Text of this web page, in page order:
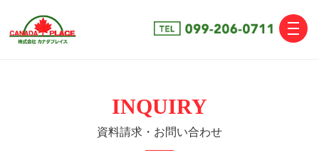
toggle
INQUIRY
資料請求・お問い合わせ